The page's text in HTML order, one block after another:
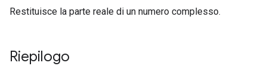
Restituisce la parte reale di un numero complesso.
Riepilogo